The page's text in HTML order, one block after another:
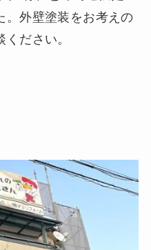
。外壁塗装をお考えの
ださい。